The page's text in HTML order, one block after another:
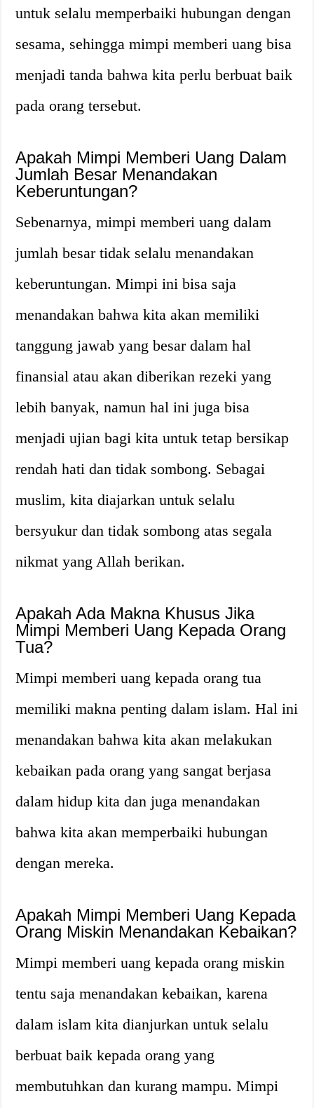
untuk selalu memperbaiki hubungan dengan
sesama, sehingga mimpi memberi uang bisa
menjadi tanda bahwa kita perlu berbuat baik
pada orang tersebut.
Apakah Mimpi Memberi Uang Dalam
Jumlah Besar Menandakan
Keberuntungan?
Sebenarnya, mimpi memberi uang dalam
jumlah besar tidak selalu menandakan
keberuntungan. Mimpi ini bisa saja
menandakan bahwa kita akan memiliki
tanggung jawab yang besar dalam hal
finansial atau akan diberikan rezeki yang
lebih banyak, namun hal ini juga bisa
menjadi ujian bagi kita untuk tetap bersikap
rendah hati dan tidak sombong. Sebagai
muslim, kita diajarkan untuk selalu
bersyukur dan tidak sombong atas segala
nikmat yang Allah berikan.
Apakah Ada Makna Khusus Jika
Mimpi Memberi Uang Kepada Orang
Tua?
Mimpi memberi uang kepada orang tua
memiliki makna penting dalam islam. Hal ini
menandakan bahwa kita akan melakukan
kebaikan pada orang yang sangat berjasa
dalam hidup kita dan juga menandakan
bahwa kita akan memperbaiki hubungan
dengan mereka.
Apakah Mimpi Memberi Uang Kepada
Orang Miskin Menandakan Kebaikan?
Mimpi memberi uang kepada orang miskin
tentu saja menandakan kebaikan, karena
dalam islam kita dianjurkan untuk selalu
berbuat baik kepada orang yang
membutuhkan dan kurang mampu. Mimpi